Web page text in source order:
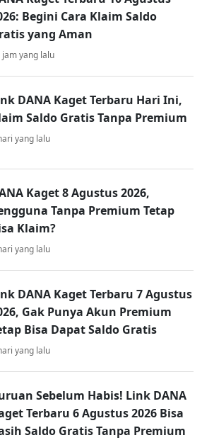
Begini Cara Klaim Saldo
yang Aman
jam yang lalu
DANA Kaget Terbaru Hari Ini,
Saldo Gratis Tanpa Premium
yang lalu
Kaget 8 Agustus 2026,
Tanpa Premium Tetap
Klaim?
yang lalu
DANA Kaget Terbaru 7 Agustus
Gak Punya Akun Premium
Bisa Dapat Saldo Gratis
yang lalu
Sebelum Habis! Link DANA
Terbaru 6 Agustus 2026 Bisa
Saldo Gratis Tanpa Premium